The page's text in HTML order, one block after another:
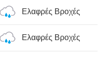
Ελαφρές Βροχές
Ελαφρές Βροχές